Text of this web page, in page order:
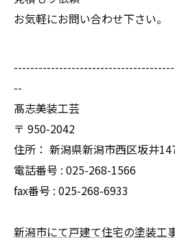
お気軽にお問い合わせ下さい。
--
髙志美装工芸
〒 950-2042
住所： 新潟県新潟市西区坂井
電話番号 : 025-268-1566
fax番号 : 025-268-6933
新潟市にて戸建て住宅の塗装工